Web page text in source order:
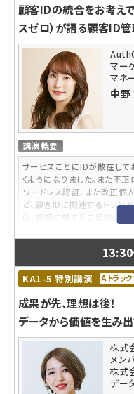
企業のマーケティング・SNS
受講するメリット
インスタグラムや動画をはじ
マースにおける事例・具体的
講師プロフィール
2012年にWebインテグレー
雑貨系商材を中心としたブ
サル営業に従事し、50サイト
設した次世代マーケティング
援をしながら、ビジュアルマ
業責任者および東南アジア
当。2019年4月1日に株式会
ス導入が300社を超え、国内
を推進すべく活動中。
顧客IDの統合をお考え
スゼロ）が語る顧客ID
マー
マネ
中野
講演概要
サービスごとにIDが散在して
くようになりました。また不
ワードレス認証、また改正
ど、顧客IDに関連するトレン
は、認証に関するご相談に日
入門
講師プロフィール
東京大学卒業後、IT業界や
てマーケティング業務に従
マーケティング経験を有する。
13:30
KA1-5 特別講演
Aトラック
成果が先、理想は後！
データから価値を生み
株式
メン
株式
デー